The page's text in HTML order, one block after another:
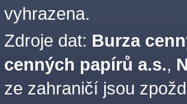
vyhrazena.
Zdroje dat: Burza
cenných papírů a.s.,
ze zahraničí jsou